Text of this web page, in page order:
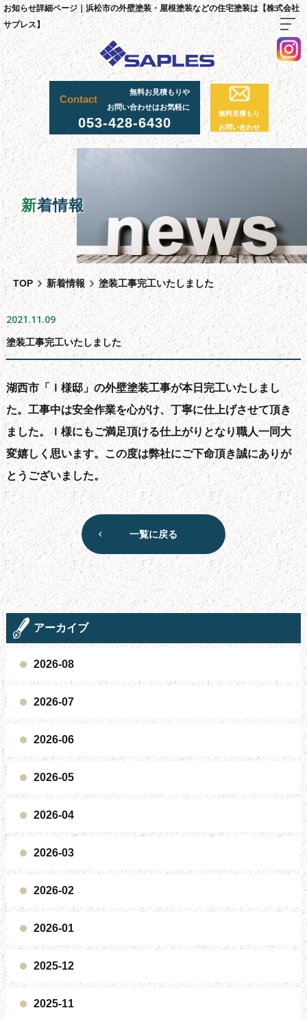
お知らせ詳細ページ｜浜松市の外壁塗装・屋根塗装などの住宅塗装は【株式会社
サプレス】
Contact
無料お見積もりや
お問い合わせはお気軽に
053-428-6430
無料見積もり
お問い合わせ
新着情報
TOP 新着情報 塗装工事完工いたしました
TOP
料金・施工までの流れ
サプレスが選ばれる理由
外壁・屋根塗装工事
足場工事について
採用情報
足場実績
資材置場について
先輩社員の声
スタッフ紹介
よくある質問
会社概要
無料お見積もり
お問い合わせフォーム
サイトマップ
シーリング工事について
新着情報
ブログ
2021.11.09
塗装工事完工いたしました
湖西市「Ｉ様邸」の外壁塗装工事が本日完工いたしまし
た。工事中は安全作業を心がけ、丁寧に仕上げさせて頂き
ました。Ｉ様にもご満足頂ける仕上がりとなり職人一同大
変嬉しく思います。この度は弊社にご下命頂き誠にありが
とうございました。
一覧に戻る
アーカイブ
2026-08
2026-07
2026-06
2026-05
2026-04
2026-03
2026-02
2026-01
2025-12
2025-11